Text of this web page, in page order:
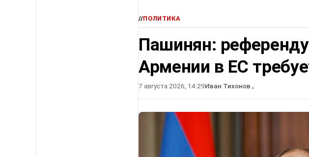
//ПОЛИТИКА
Пашинян:
Армении в ЕС
7 августа 2026, 14:29Иван Тихонов ,